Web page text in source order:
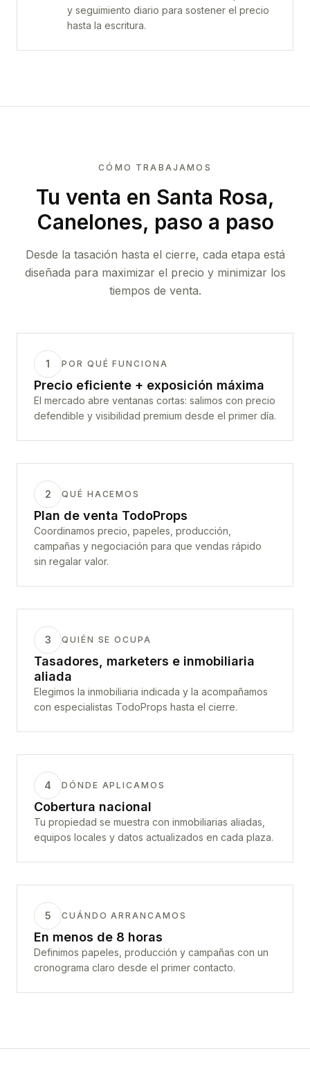
y seguimiento diario para sostener el precio
hasta la escritura.
CÓMO TRABAJAMOS
Tu venta en Santa Rosa,
Canelones, paso a paso
Desde la tasación hasta el cierre, cada etapa está
diseñada para maximizar el precio y minimizar los
tiempos de venta.
1 POR QUÉ FUNCIONA
Precio eficiente + exposición máxima
El mercado abre ventanas cortas: salimos con precio
defendible y visibilidad premium desde el primer día.
2 QUÉ HACEMOS
Plan de venta TodoProps
Coordinamos precio, papeles, producción,
campañas y negociación para que vendas rápido
sin regalar valor.
3 QUIÉN SE OCUPA
Tasadores, marketers e inmobiliaria
aliada
Elegimos la inmobiliaria indicada y la acompañamos
con especialistas TodoProps hasta el cierre.
4 DÓNDE APLICAMOS
Cobertura nacional
Tu propiedad se muestra con inmobiliarias aliadas,
equipos locales y datos actualizados en cada plaza.
5 CUÁNDO ARRANCAMOS
En menos de 8 horas
Definimos papeles, producción y campañas con un
cronograma claro desde el primer contacto.